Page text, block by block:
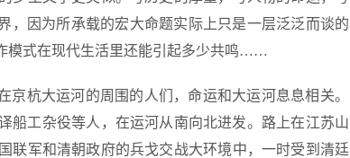
，因为所承载的宏大命题实际上只是一层泛泛而谈的
模式在现代生活里还能引起多少共鸣……
杭大运河的周围的人们，命运和大运河息息相关。
船工杂役等人，在运河从南向北进发。路上在江苏山
联军和清朝政府的兵戈交战大环境中，一时受到清廷